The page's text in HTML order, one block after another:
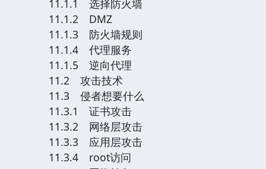
11.1.1 选择防火墙
11.1.2 DMZ
11.1.3 防火墙规则
11.1.4 代理服务
11.1.5 逆向代理
11.2 攻击技术
11.3 侵者想要什么
11.3.1 证书攻击
11.3.2 网络层攻击
11.3.3 应用层攻击
11.3.4 root访问